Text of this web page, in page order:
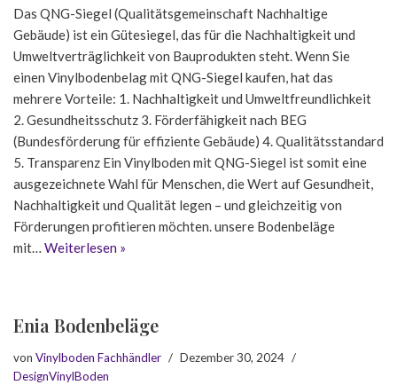
Das QNG-Siegel (Qualitätsgemeinschaft Nachhaltige
Gebäude) ist ein Gütesiegel, das für die Nachhaltigkeit und
Umweltverträglichkeit von Bauprodukten steht. Wenn Sie
einen Vinylbodenbelag mit QNG-Siegel kaufen, hat das
mehrere Vorteile: 1. Nachhaltigkeit und Umweltfreundlichkeit
2. Gesundheitsschutz 3. Förderfähigkeit nach BEG
(Bundesförderung für effiziente Gebäude) 4. Qualitätsstandard
5. Transparenz Ein Vinylboden mit QNG-Siegel ist somit eine
ausgezeichnete Wahl für Menschen, die Wert auf Gesundheit,
Nachhaltigkeit und Qualität legen – und gleichzeitig von
Förderungen profitieren möchten. unsere Bodenbeläge
mit… Weiterlesen »
Enia Bodenbeläge
von Vinylboden Fachhändler
Dezember 30, 2024
DesignVinylBoden